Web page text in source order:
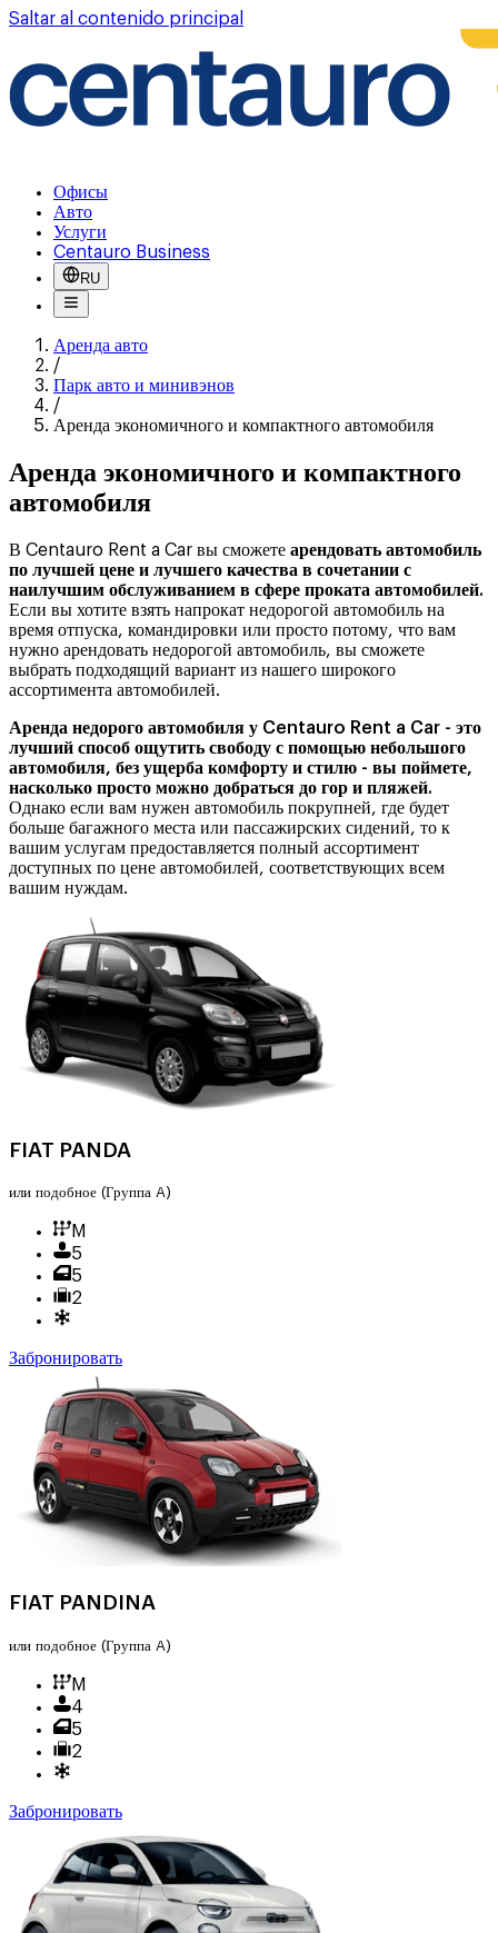
Saltar al contenido principal
Офисы
Авто
Услуги
Centauro Business
RU
Аренда авто
/
Парк авто и минивэнов
/
Аренда экономичного и компактного автомобиля
Аренда экономичного и компактного
автомобиля
В Centauro Rent a Car вы сможете арендовать автомобиль
по лучшей цене и лучшего качества в сочетании с
наилучшим обслуживанием в сфере проката автомобилей.
Если вы хотите взять напрокат недорогой автомобиль на
время отпуска, командировки или просто потому, что вам
нужно арендовать недорогой автомобиль, вы сможете
выбрать подходящий вариант из нашего широкого
ассортимента автомобилей.
Аренда недорого автомобиля у Centauro Rent a Car - это
лучший способ ощутить свободу с помощью небольшого
автомобиля, без ущерба комфорту и стилю - вы поймете,
насколько просто можно добраться до гор и пляжей.
Однако если вам нужен автомобиль покрупней, где будет
больше багажного места или пассажирских сидений, то к
вашим услугам предоставляется полный ассортимент
доступных по цене автомобилей, соответствующих всем
вашим нуждам.
FIAT PANDA
или подобное (Группа A)
M
5
5
2
Забронировать
FIAT PANDINA
или подобное (Группа A)
M
4
5
2
Забронировать